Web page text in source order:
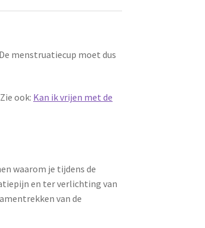
menstruatiecup moet dus
ook: Kan ik vrijen met de
waarom je tijdens de
en ter verlichting van
van de